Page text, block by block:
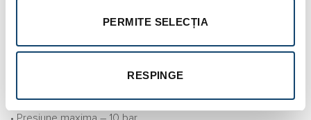
PERMITE SELECȚIA
RESPINGE
• Volum – 100 Litri
• Presiune maxima – 10 bar